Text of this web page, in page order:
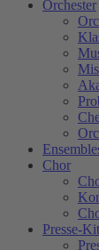
Orchester
Chor
Presse-